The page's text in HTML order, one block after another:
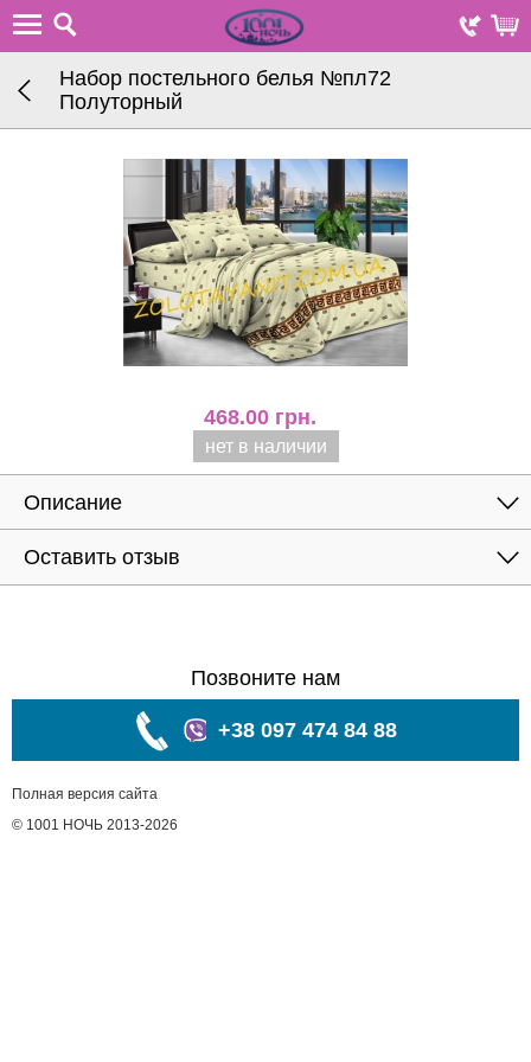
Набор постельного белья №пл72
Полуторный
468.00 грн.
нет в наличии
Описание
Оставить отзыв
Позвоните нам
+38 097 474 84 88
Полная версия сайта
© 1001 НОЧЬ 2013-2026